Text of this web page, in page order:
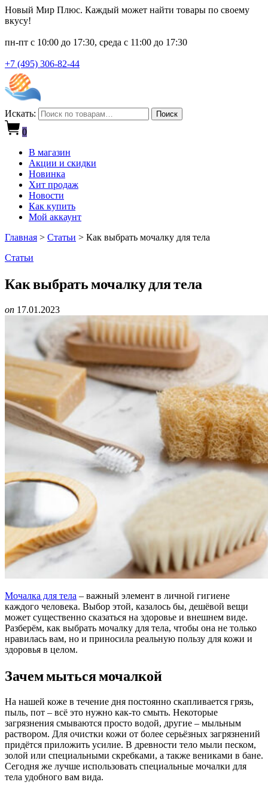
Новый Мир Плюс. Каждый может найти товары по своему
вкусу!
пн-пт с 10:00 до 17:30, среда с 11:00 до 17:30
+7 (495) 306-82-44
Искать: Поиск
0
В магазин
Акции и скидки
Новинка
Хит продаж
Новости
Как купить
Мой аккаунт
Главная > Статьи > Как выбрать мочалку для тела
Статьи
Как выбрать мочалку для тела
on 17.01.2023
Мочалка для тела – важный элемент в личной гигиене
каждого человека. Выбор этой, казалось бы, дешёвой вещи
может существенно сказаться на здоровье и внешнем виде.
Разберём, как выбрать мочалку для тела, чтобы она не только
нравилась вам, но и приносила реальную пользу для кожи и
здоровья в целом.
Зачем мыться мочалкой
На нашей коже в течение дня постоянно скапливается грязь,
пыль, пот – всё это нужно как-то смыть. Некоторые
загрязнения смываются просто водой, другие – мыльным
раствором. Для очистки кожи от более серьёзных загрязнений
придётся приложить усилие. В древности тело мыли песком,
золой или специальными скребками, а также вениками в бане.
Сегодня же лучше использовать специальные мочалки для
тела удобного вам вида.